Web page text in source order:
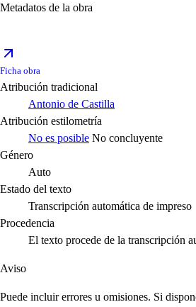
Metadatos de la obra
Ficha obra
Atribución tradicional
Antonio de Castilla
Atribución estilometría
No es posible No concluyente
Género
Auto
Estado del texto
Transcripción automática de impreso
Procedencia
El texto procede de la transcripción
Aviso
Puede incluir errores u omisiones. Si